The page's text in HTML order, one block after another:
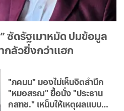
ซัดรัฐเมาหมัด ปมข้อมูล
กลัวยิ่งกว่าแฮก
"ภคมน" มองไม่เห็นจิตสำนึก
"หมอสรณ" ยื้อนั่ง "ประธาน
กสทช." เหน็บให้เหตุผลแบบ